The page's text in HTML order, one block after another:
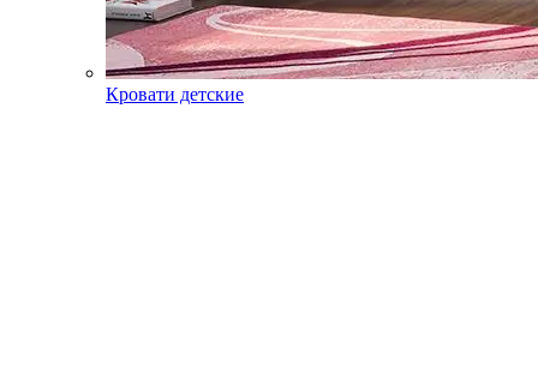
Кровати детские